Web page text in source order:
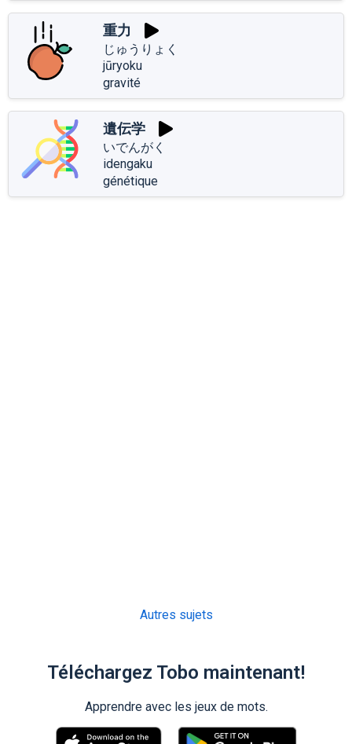
重力
じゅうりょく
jūryoku
gravité
遺伝学
いでんがく
idengaku
génétique
Autres sujets
Téléchargez Tobo maintenant!
Apprendre avec les jeux de mots.